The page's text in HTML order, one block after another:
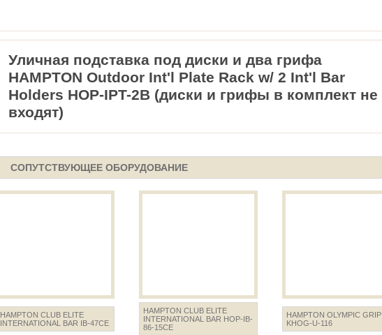
Уличная подставка под диски и два грифа
HAMPTON Outdoor Int'l Plate Rack w/ 2 Int'l Bar
Holders HOP-IPT-2B (диски и грифы в комплект не
входят)
СОПУТСТВУЮЩЕЕ ОБОРУДОВАНИЕ
HAMPTON CLUB ELITE
INTERNATIONAL BAR IB-47CE
HAMPTON CLUB ELITE
INTERNATIONAL BAR HOP-IB-
86-15CE
HAMPTON OLYMPIC GRIP
KHOG-U-116